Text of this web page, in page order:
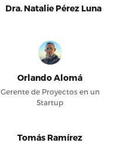
Dra. Natalie Pérez Luna
Orlando Alomá
Gerente de Proyectos en un
Startup
Tomás Ramírez